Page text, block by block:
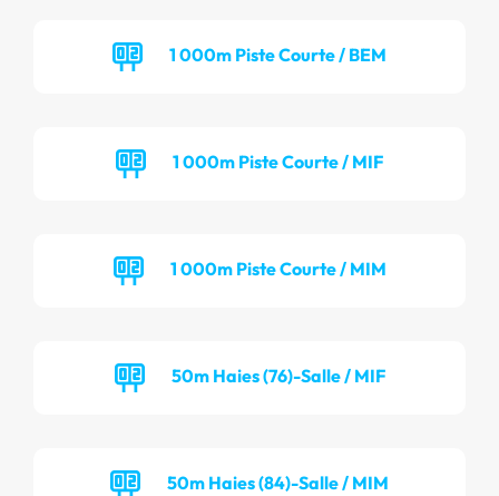
1 000m Piste Courte / BEM
1 000m Piste Courte / MIF
1 000m Piste Courte / MIM
50m Haies (76)-Salle / MIF
50m Haies (84)-Salle / MIM